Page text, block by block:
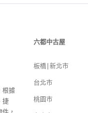
根據
捷
六都中古屋
板橋|新北市
台北市
桃園市